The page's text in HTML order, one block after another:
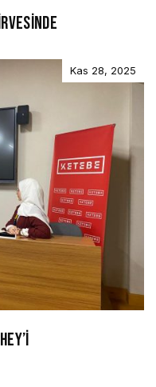
Kas 28, 2025